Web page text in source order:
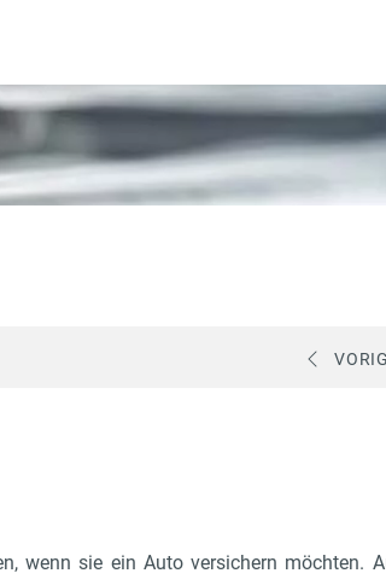
wenn sie ein Auto versichern möchten.